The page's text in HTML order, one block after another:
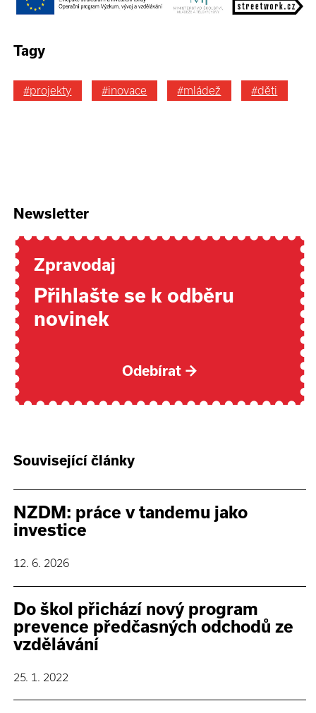
Tagy
#projekty #inovace #mládež #děti
Newsletter
Zpravodaj
Přihlašte se k odběru
novinek
Odebírat →
Související články
NZDM: práce v tandemu jako
investice
12. 6. 2026
Do škol přichází nový program
prevence předčasných odchodů ze
vzdělávání
25. 1. 2022